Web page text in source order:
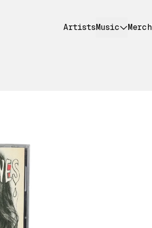
ArtistsMusic Merch